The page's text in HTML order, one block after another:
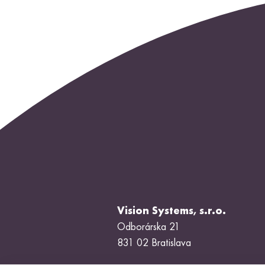
Vision Systems, s.r.o.
Odborárska 21
831 02 Bratislava